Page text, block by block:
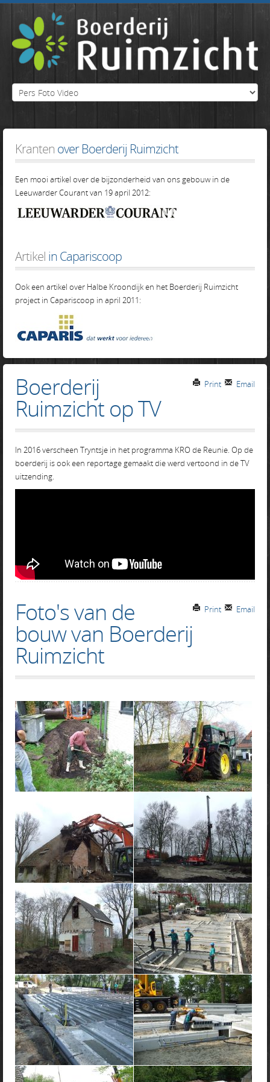
Kranten over Boerderij Ruimzicht
Een mooi artikel over de bijzonderheid van ons gebouw in de
Leeuwarder Courant van 19 april 2012:
Artikel in Capariscoop
Ook een artikel over Halbe Kroondijk en het Boerderij Ruimzicht
project in Capariscoop in april 2011:
Email
Print
Boerderij
Ruimzicht op TV
In 2016 verscheen Tryntsje in het programma KRO de Reunie. Op de
boerderij is ook een reportage gemaakt die werd vertoond in de TV
uitzending.
Email
Print
Foto's van de
bouw van Boerderij
Ruimzicht